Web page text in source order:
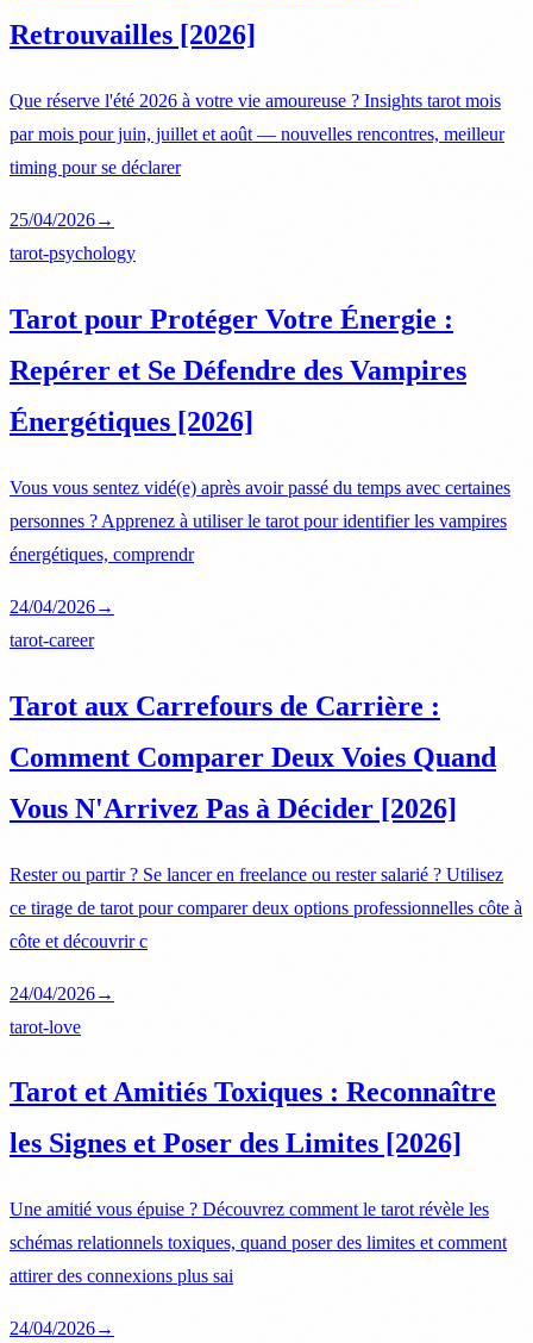
Retrouvailles [2026]
Que réserve l'été 2026 à votre vie amoureuse ? Insights tarot mois
par mois pour juin, juillet et août — nouvelles rencontres, meilleur
timing pour se déclarer
25/04/2026→
tarot-psychology
Tarot pour Protéger Votre Énergie :
Repérer et Se Défendre des Vampires
Énergétiques [2026]
Vous vous sentez vidé(e) après avoir passé du temps avec certaines
personnes ? Apprenez à utiliser le tarot pour identifier les vampires
énergétiques, comprendr
24/04/2026→
tarot-career
Tarot aux Carrefours de Carrière :
Comment Comparer Deux Voies Quand
Vous N'Arrivez Pas à Décider [2026]
Rester ou partir ? Se lancer en freelance ou rester salarié ? Utilisez
ce tirage de tarot pour comparer deux options professionnelles côte à
côte et découvrir c
24/04/2026→
tarot-love
Tarot et Amitiés Toxiques : Reconnaître
les Signes et Poser des Limites [2026]
Une amitié vous épuise ? Découvrez comment le tarot révèle les
schémas relationnels toxiques, quand poser des limites et comment
attirer des connexions plus sai
24/04/2026→